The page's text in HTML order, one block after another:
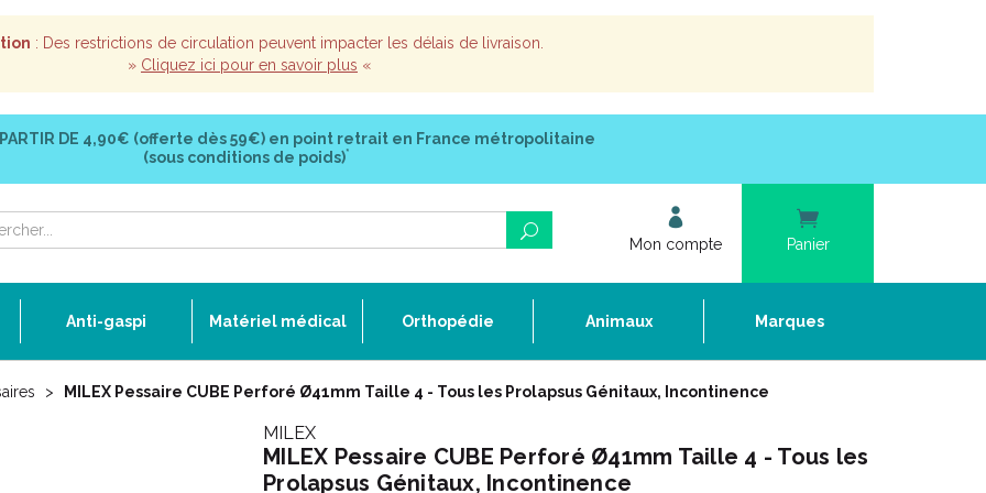
: Des restrictions de circulation peuvent impacter les délais de livraison.
» Cliquez ici pour en savoir plus «
DE 4,90€ (offerte dès 59€) en point retrait en France métropolitaine
(sous conditions de poids)*
Mon compte Panier
Anti-gaspi Matériel médical Orthopédie Animaux Marques
MILEX Pessaire CUBE Perforé Ø41mm Taille 4 - Tous les Prolapsus Génitaux, Incontinence
MILEX
MILEX Pessaire CUBE Perforé Ø41mm Taille 4 - Tous les
Prolapsus Génitaux, Incontinence